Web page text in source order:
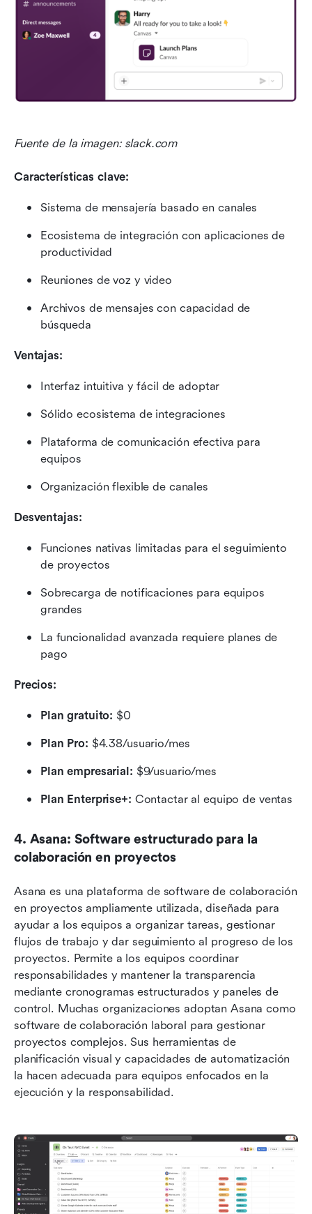
Fuente de la imagen: slack.com
Características clave:
Sistema de mensajería basado en canales
Ecosistema de integración con aplicaciones de
productividad
Reuniones de voz y video
Archivos de mensajes con capacidad de
búsqueda
Ventajas:
Interfaz intuitiva y fácil de adoptar
Sólido ecosistema de integraciones
Plataforma de comunicación efectiva para
equipos
Organización flexible de canales
Desventajas:
Funciones nativas limitadas para el seguimiento
de proyectos
Sobrecarga de notificaciones para equipos
grandes
La funcionalidad avanzada requiere planes de
pago
Precios:
Plan gratuito: $0
Plan Pro: $4.38/usuario/mes
Plan empresarial: $9/usuario/mes
Plan Enterprise+: Contactar al equipo de ventas
4. Asana: Software estructurado para la
colaboración en proyectos
Asana es una plataforma de software de colaboración
en proyectos ampliamente utilizada, diseñada para
ayudar a los equipos a organizar tareas, gestionar
flujos de trabajo y dar seguimiento al progreso de los
proyectos. Permite a los equipos coordinar
responsabilidades y mantener la transparencia
mediante cronogramas estructurados y paneles de
control. Muchas organizaciones adoptan Asana como
software de colaboración laboral para gestionar
proyectos complejos. Sus herramientas de
planificación visual y capacidades de automatización
la hacen adecuada para equipos enfocados en la
ejecución y la responsabilidad.